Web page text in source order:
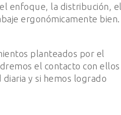
enfoque, la distribución, el
ergonómicamente bien.
planteados por el
el contacto con ellos
y si hemos logrado